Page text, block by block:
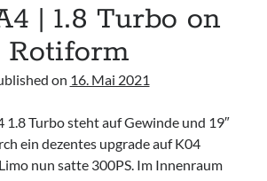
| 1.8 Turbo on
Rotiform
on 16. Mai 2021
1.8 Turbo steht auf Gewinde und 19″
ein dezentes upgrade auf K04
nun satte 300PS. Im Innenraum